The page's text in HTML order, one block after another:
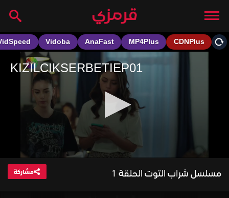
مسلسل شراب التوت الحلقة 1 مشاركة